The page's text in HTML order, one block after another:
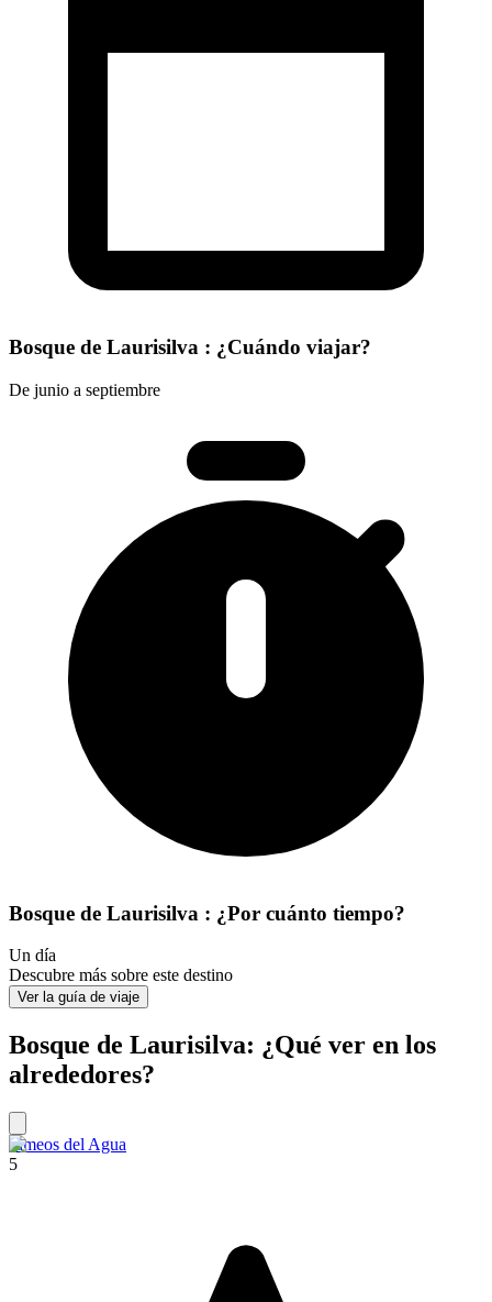
Bosque de Laurisilva : ¿Cuándo viajar?
De junio a septiembre
Bosque de Laurisilva : ¿Por cuánto tiempo?
Un día
Descubre más sobre este destino
Ver la guía de viaje
Bosque de Laurisilva: ¿Qué ver en los
alrededores?
Jameos del Agua
5